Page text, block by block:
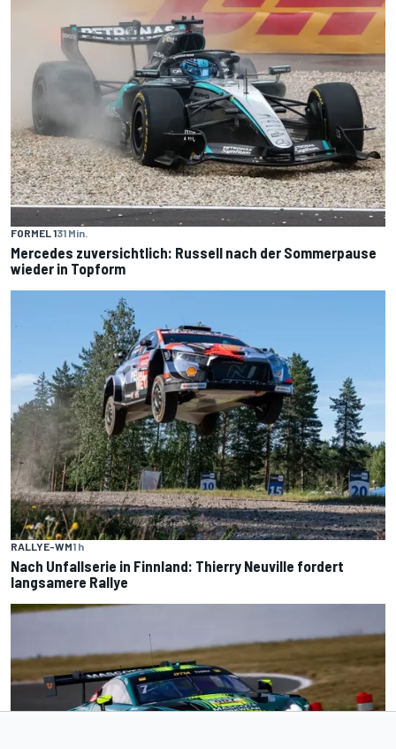
FORMEL 131 Min.
Mercedes zuversichtlich: Russell nach der Sommerpause
wieder in Topform
RALLYE-WM1 h
Nach Unfallserie in Finnland: Thierry Neuville fordert
langsamere Rallye